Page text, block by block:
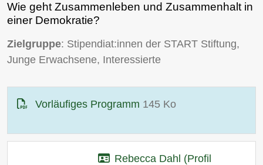
Wie geht Zusammenleben und Zusammenhalt in
einer Demokratie?
Zielgruppe: Stipendiat:innen der START Stiftung,
Junge Erwachsene, Interessierte
Vorläufiges Programm 145 Ko
Rebecca Dahl (Profil